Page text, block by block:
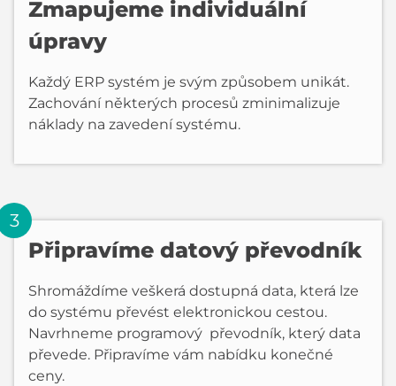
Zmapujeme individuální
úpravy
Každý ERP systém je svým způsobem unikát.
Zachování některých procesů zminimalizuje
náklady na zavedení systému.
Připravíme datový převodník
Shromáždíme veškerá dostupná data, která lze
do systému převést elektronickou cestou.
Navrhneme programový převodník, který data
převede. Připravíme vám nabídku konečné
ceny.